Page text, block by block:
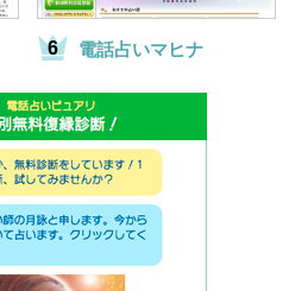
電話占いマヒナ